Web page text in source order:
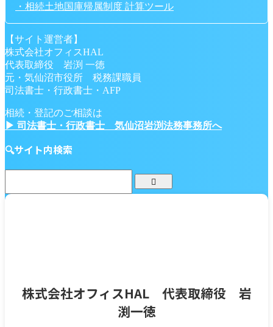
・相続土地国庫帰属制度 計算ツール
【サイト運営者】
株式会社オフィスHAL
代表取締役 岩渕 一徳
元・気仙沼市役所 税務課職員
司法書士・行政書士・AFP
相続・登記のご相談は
▶ 司法書士・行政書士 気仙沼岩渕法務事務所へ
🔍サイト内検索
株式会社オフィスHAL 代表取締役 岩
渕一徳